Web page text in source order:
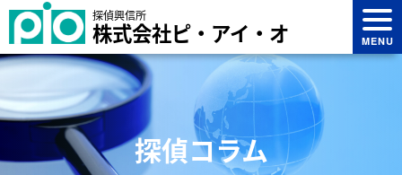
探偵興信所
株式会社ピ・アイ・オ MENU
探偵コラム